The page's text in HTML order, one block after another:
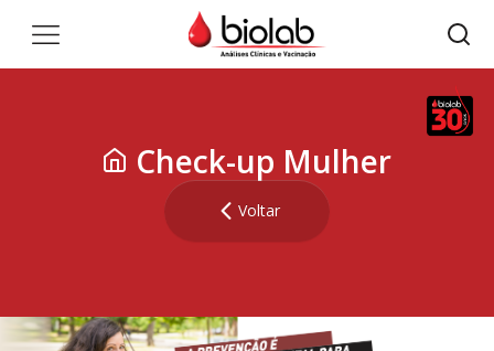
Check-up Mulher
Voltar